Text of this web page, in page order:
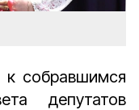
собравшимся
депутатов